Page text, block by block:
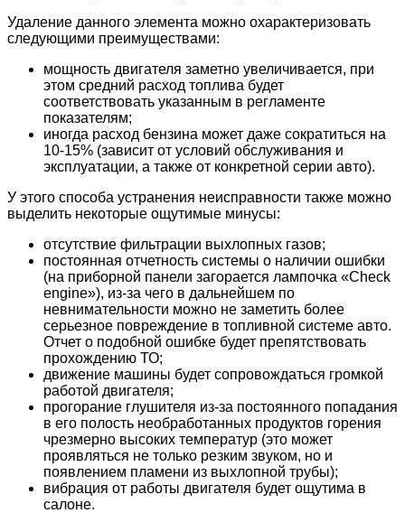
Удаление данного элемента можно охарактеризовать
следующими преимуществами:
мощность двигателя заметно увеличивается, при
этом средний расход топлива будет
соответствовать указанным в регламенте
показателям;
иногда расход бензина может даже сократиться на
10-15% (зависит от условий обслуживания и
эксплуатации, а также от конкретной серии авто).
У этого способа устранения неисправности также можно
выделить некоторые ощутимые минусы:
отсутствие фильтрации выхлопных газов;
постоянная отчетность системы о наличии ошибки
(на приборной панели загорается лампочка «Check
engine»), из-за чего в дальнейшем по
невнимательности можно не заметить более
серьезное повреждение в топливной системе авто.
Отчет о подобной ошибке будет препятствовать
прохождению ТО;
движение машины будет сопровождаться громкой
работой двигателя;
прогорание глушителя из-за постоянного попадания
в его полость необработанных продуктов горения
чрезмерно высоких температур (это может
проявляться не только резким звуком, но и
появлением пламени из выхлопной трубы);
вибрация от работы двигателя будет ощутима в
салоне.